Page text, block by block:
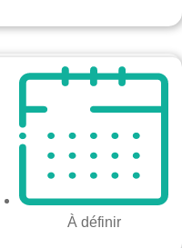
À définir